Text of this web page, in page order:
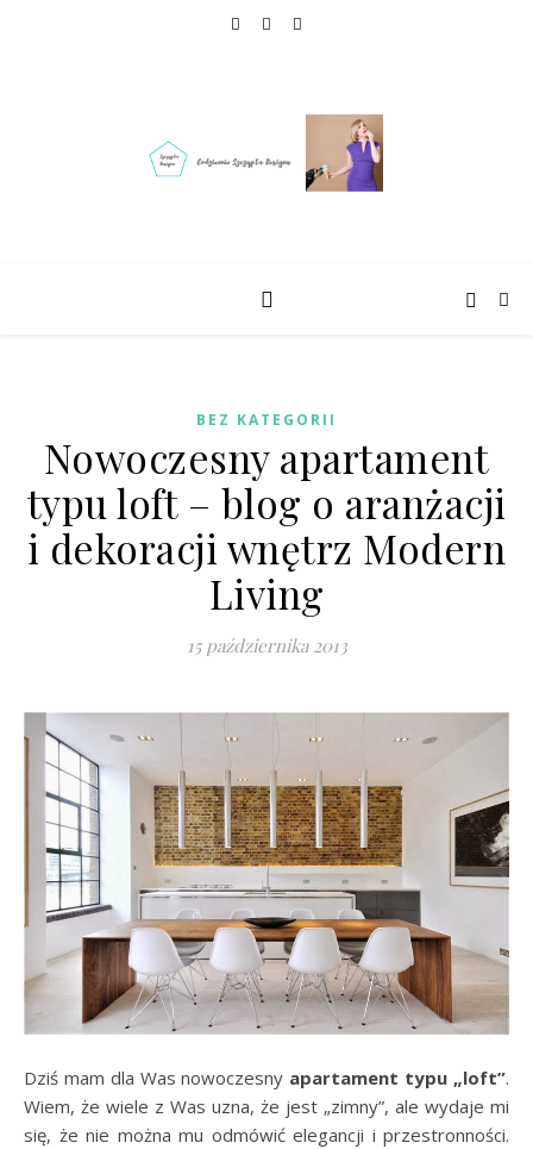
BEZ KATEGORII
Nowoczesny apartament
typu loft – blog o aranżacji
i dekoracji wnętrz Modern
Living
15 października 2013
Dziś mam dla Was nowoczesny apartament typu „loft”.
Wiem, że wiele z Was uzna, że jest „zimny”, ale wydaje mi
się, że nie można mu odmówić elegancji i przestronności.